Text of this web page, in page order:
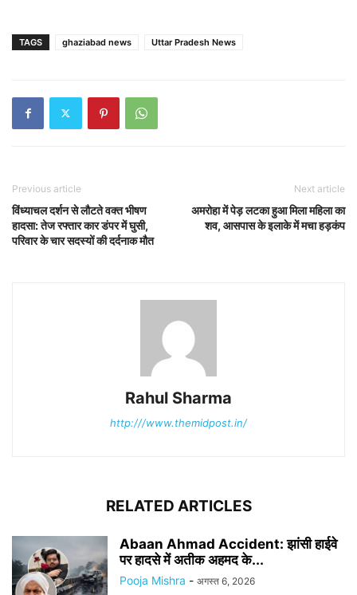
TAGS ghaziabad news Uttar Pradesh News
Previous article
विंध्याचल दर्शन से लौटते वक्त भीषण
हादसा: तेज रफ्तार कार डंपर में घुसी,
परिवार के चार सदस्यों की दर्दनाक मौत
Next article
अमरोहा में पेड़ लटका हुआ मिला महिला का
शव, आसपास के इलाके में मचा हड़कंप
Rahul Sharma
http:///www.themidpost.in/
RELATED ARTICLES
Abaan Ahmad Accident: झांसी हाईवे
पर हादसे में अतीक अहमद के...
Pooja Mishra - अगस्त 6, 2026